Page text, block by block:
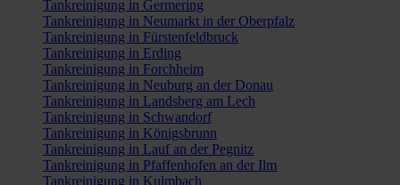
Tankreinigung in Germering
Tankreinigung in Neumarkt in der Oberpfalz
Tankreinigung in Fürstenfeldbruck
Tankreinigung in Erding
Tankreinigung in Forchheim
Tankreinigung in Neuburg an der Donau
Tankreinigung in Landsberg am Lech
Tankreinigung in Schwandorf
Tankreinigung in Königsbrunn
Tankreinigung in Lauf an der Pegnitz
Tankreinigung in Pfaffenhofen an der Ilm
Tankreinigung in Kulmbach